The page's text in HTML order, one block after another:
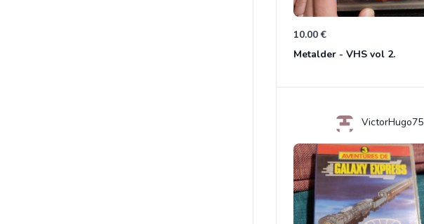
10.00 €
Metalder - VHS vol 2.
VictorHugo75